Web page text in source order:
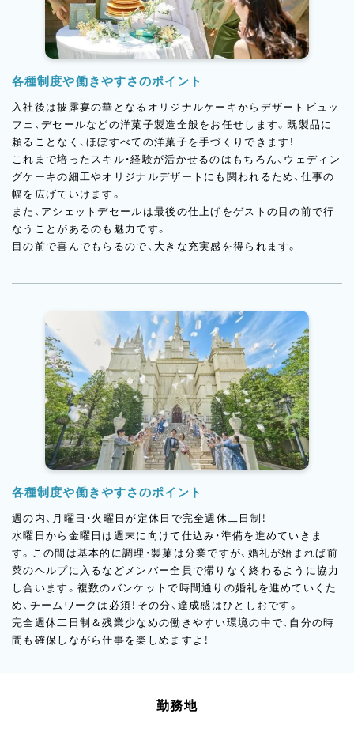
各種制度や働きやすさのポイント
入社後は披露宴の華となるオリジナルケーキからデザートビュッ
フェ、デセールなどの洋菓子製造全般をお任せします。既製品に
頼ることなく、ほぼすべての洋菓子を手づくりできます！
これまで培ったスキル・経験が活かせるのはもちろん、ウェディン
グケーキの細工やオリジナルデザートにも関われるため、仕事の
幅を広げていけます。
また、アシェットデセールは最後の仕上げをゲストの目の前で行
なうことがあるのも魅力です。
目の前で喜んでもらるので、大きな充実感を得られます。
各種制度や働きやすさのポイント
週の内、月曜日・火曜日が定休日で完全週休二日制！
水曜日から金曜日は週末に向けて仕込み・準備を進めていきま
す。この間は基本的に調理・製菓は分業ですが、婚礼が始まれば前
菜のヘルプに入るなどメンバー全員で滞りなく終わるように協力
し合います。複数のバンケットで時間通りの婚礼を進めていくた
め、チームワークは必須！その分、達成感はひとしおです。
完全週休二日制＆残業少なめの働きやすい環境の中で、自分の時
間も確保しながら仕事を楽しめますよ！
勤務地